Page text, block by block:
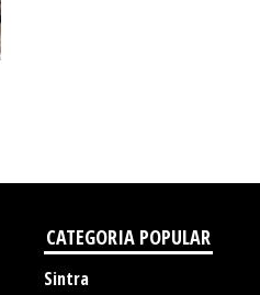
CATEGORIA POPULAR
Sintra